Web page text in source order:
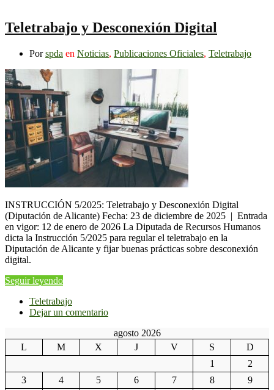
Teletrabajo y Desconexión Digital
Porspda en Noticias, Publicaciones Oficiales, Teletrabajo
INSTRUCCIÓN 5/2025: Teletrabajo y Desconexión Digital
(Diputación de Alicante) Fecha: 23 de diciembre de 2025 | Entrada
en vigor: 12 de enero de 2026 La Diputada de Recursos Humanos
dicta la Instrucción 5/2025 para regular el teletrabajo en la
Diputación de Alicante y fijar buenas prácticas sobre desconexión
digital.
Seguir leyendo
Teletrabajo
Dejar un comentario
agosto 2026
L
M X J V S
D
1
2
3
4 5 6 7 8
9